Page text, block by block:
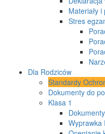
Materiały
Stres
Dla Rodziców
Standardy
Dokumenty do
Klasa 1
Dokumenty
Wyprawka